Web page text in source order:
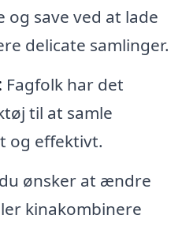
og save ved at lade
delicate samlinger.
Fagfolk har det
til at samle
og effektivt.
ønsker at ændre
kinakombinere